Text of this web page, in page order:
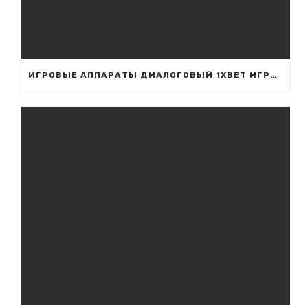
ИГРОВЫЕ АППАРАТЫ ДИАЛОГОВЫЙ 1XBET ИГРАТЬ ДИАЛОГОВЫЙ ВО ИГРОВЫЕ АППАРАТЫ С БОНУСОМ СЛОТЫ UA 1XBET.COM